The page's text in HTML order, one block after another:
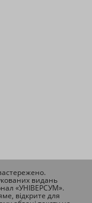
видань
«УНІВЕРСУМ».
відкрите для